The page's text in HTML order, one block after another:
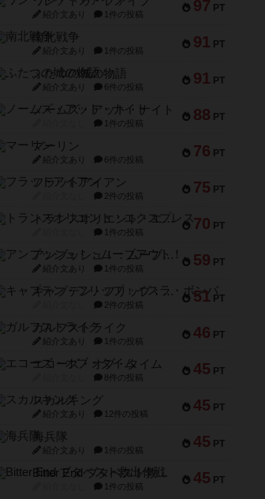
モサイコ・ジョーゴス（Mosaico Jogos）
97 PT
紹介文あり 1件の投稿
91 PT
南北戦争
紹介文あり 1件の投稿
91 PT
ふたつの城の物語
紹介文あり 6件の投稿
88 PT
ノームズ・アット・ナイト
1件の投稿
76 PT
マーリン
紹介文あり 6件の投稿
75 PT
フラットアイアン
2件の投稿
70 PT
トランスオリエント・エクスプレス
1件の投稿
59 PT
アンブッシュ！：ムーブアウト！
紹介文あり 1件の投稿
51 PT
キャプテン・フリップ：イスラ・ボンバ
2件の投稿
46 PT
ガルフストライク
紹介文あり 1件の投稿
45 PT
エコーズ・オブ・タイム
8件の投稿
45 PT
スカルキング
紹介文あり 12件の投稿
45 PT
海兵隊
紹介文あり 1件の投稿
45 PT
Bitter End ブタペスト救出作戦
1件の投稿